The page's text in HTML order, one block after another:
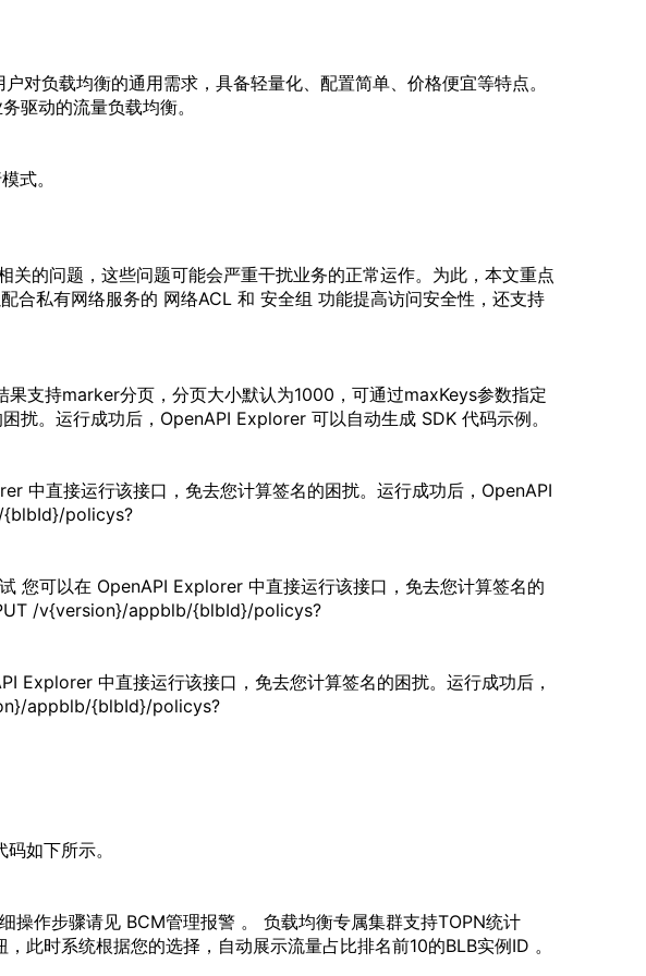
户对负载均衡的通用需求，具备轻量化、配置简单、价格便宜等特点。
驱动的流量负载均衡。
式。
关的问题，这些问题可能会严重干扰业务的正常运作。为此，本文重点
合私有网络服务的 网络ACL 和 安全组 功能提高访问安全性，还支持
支持marker分页，分页大小默认为1000，可通过maxKeys参数指定
。运行成功后，OpenAPI Explorer 可以自动生成 SDK 代码示例。
中直接运行该接口，免去您计算签名的困扰。运行成功后，OpenAPI
{blbId}/policys?
您可以在 OpenAPI Explorer 中直接运行该接口，免去您计算签名的
/v{version}/appblb/{blbId}/policys?
Explorer 中直接运行该接口，免去您计算签名的困扰。运行成功后，
appblb/{blbId}/policys?
码如下所示。
细操作步骤请见 BCM管理报警 。 负载均衡专属集群支持TOPN统计
此时系统根据您的选择，自动展示流量占比排名前10的BLB实例ID 。